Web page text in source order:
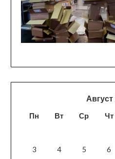
Август
Пн Вт Ср Чт
3 4 5 6